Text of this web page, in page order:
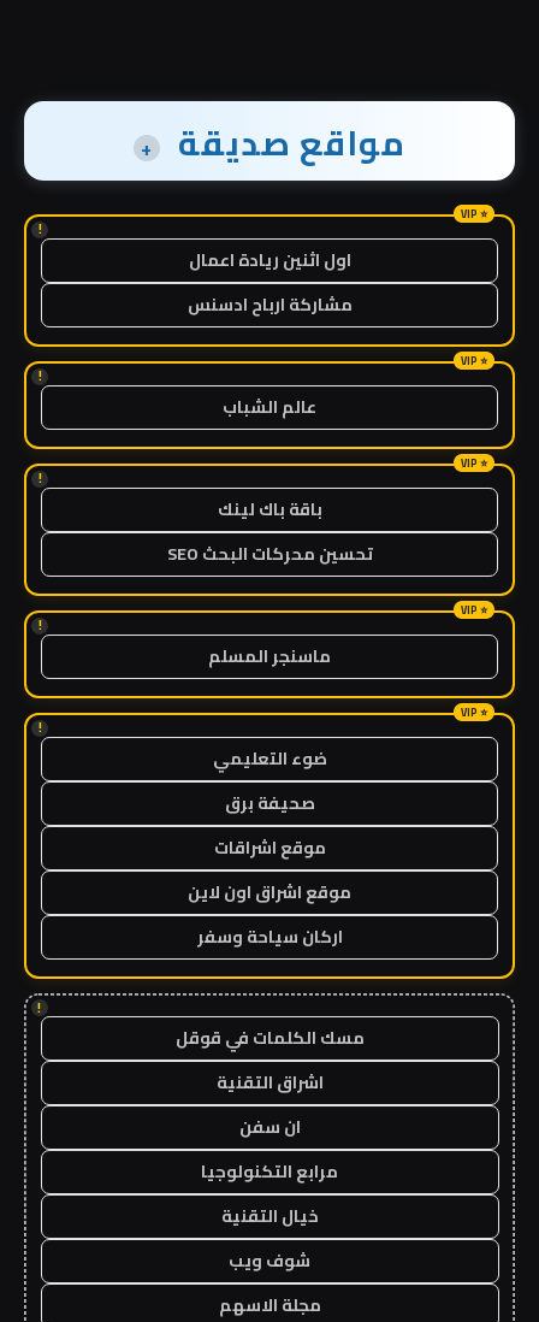
مواقع صديقة +
!
اول اثنين ريادة اعمال
مشاركة ارباح ادسنس
!
عالم الشباب
!
باقة باك لينك
تحسين محركات البحث SEO
!
ماسنجر المسلم
!
ضوء التعليمي
صحيفة برق
موقع اشراقات
موقع اشراق اون لاين
اركان سياحة وسفر
!
مسك الكلمات في قوقل
اشراق التقنية
ان سفن
مرابع التكنولوجيا
خيال التقنية
شوف ويب
مجلة الاسهم